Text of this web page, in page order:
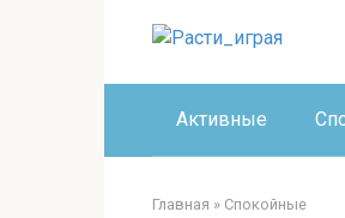
Активные
Главная » Спокойные